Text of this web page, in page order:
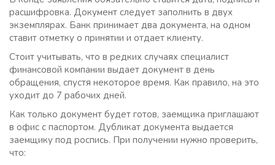
расшифровка. Документ следует заполнить в двух
экземплярах. Банк принимает два документа, на одном
ставит отметку о принятии и отдает клиенту.
Стоит учитывать, что в редких случаях специалист
финансовой компании выдает документ в день
обращения, спустя некоторое время. Как правило, на это
уходит до 7 рабочих дней.
Как только документ будет готов, заемщика приглашают
в офис с паспортом. Дубликат документа выдается
заемщику под роспись. При получении нужно проверить,
что: